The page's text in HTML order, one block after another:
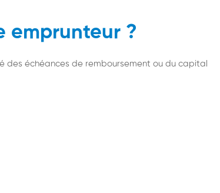
emprunteur ?
des échéances de remboursement ou du capital